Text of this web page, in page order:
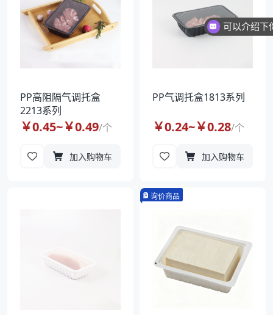
PP高阻隔气调托盒
2213系列
￥0.45~￥0.49/个
加入购物车
PP气调托盒1813系列
￥0.24~￥0.28/个
加入购物车
询价商品